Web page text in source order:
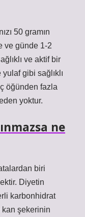
50 gramın
ve günde 1-2
ve aktif bir
yulaf gibi sağlıklı
öğünden fazla
yoktur.
ne
biri
Diyetin
karbonhidrat
kan şekerinin